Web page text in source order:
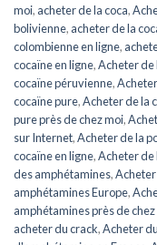
moi, acheter de la coca,
bolivienne, acheter de la
colombienne en ligne,
cocaïne en ligne,Acheter de
cocaïne péruvienne,
cocaïne pure,Acheter de la
pure près de chez moi,
sur Internet,Acheter de la
cocaïne en ligne,Acheter de
des amphétamines,
amphétamines Europe,
amphétamines près de
acheter du crack,Acheter